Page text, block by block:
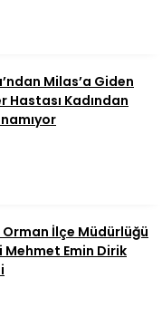
Milas’a Giden
Hastası Kadından
Orman İlçe Müdürlüğü
Mehmet Emin Dirik